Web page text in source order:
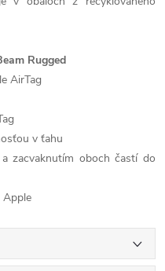
Rugged
AirTag
v ťahu
zacvaknutím oboch častí do